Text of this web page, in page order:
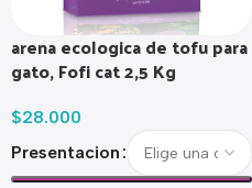
arena ecologica de tofu para
gato, Fofi cat 2,5 Kg
$28.000
Presentacion